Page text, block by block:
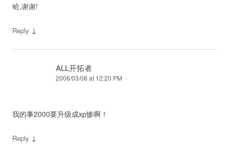
哈,谢谢!
Reply ↓
ALL开拓者
2006/03/08 at 12:20 PM
我的事2000要升级成xp惨啊！
Reply ↓